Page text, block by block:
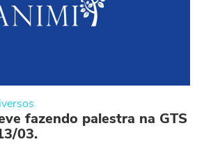
fazendo palestra na GTS
03.